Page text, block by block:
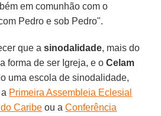
em comunhão com o
Pedro e sob Pedro".
que asinodalidade, mais do
forma de ser Igreja, e oCelam
uma escola de sinodalidade,
Primeira Assembleia Eclesial
Caribe ou aConferência